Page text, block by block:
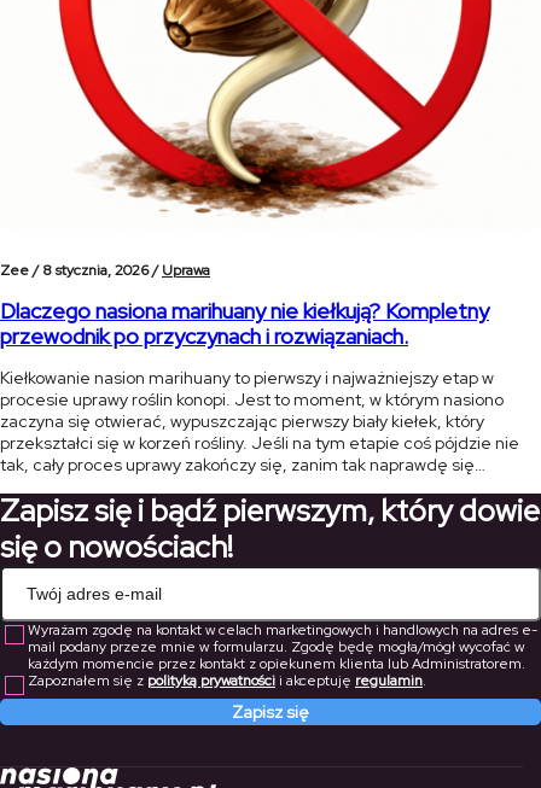
Zee /8 stycznia, 2026 /Uprawa
Dlaczego nasiona marihuany nie kiełkują? Kompletny
przewodnik po przyczynach i rozwiązaniach.
Kiełkowanie nasion marihuany to pierwszy i najważniejszy etap w
procesie uprawy roślin konopi. Jest to moment, w którym nasiono
zaczyna się otwierać, wypuszczając pierwszy biały kiełek, który
przekształci się w korzeń rośliny. Jeśli na tym etapie coś pójdzie nie
tak, cały proces uprawy zakończy się, zanim tak naprawdę się
[…]
Zapisz się i bądź pierwszym, który dowie
się o nowościach!
Wyrażam zgodę na kontakt w celach marketingowych i handlowych na adres e-
mail podany przeze mnie w formularzu. Zgodę będę mogła/mógł wycofać w
każdym momencie przez kontakt z opiekunem klienta lub Administratorem.
Zapoznałem się z polityką prywatnościi akceptuję regulamin.
Zapisz się